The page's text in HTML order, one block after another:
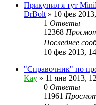
Прикупил я тут
DrBolt » 10 фев
1 Ответы
12368
Последнее
10 фев 2013,
"Справочник" по
Kay » 11 янв 2013,
0 Ответы
11961